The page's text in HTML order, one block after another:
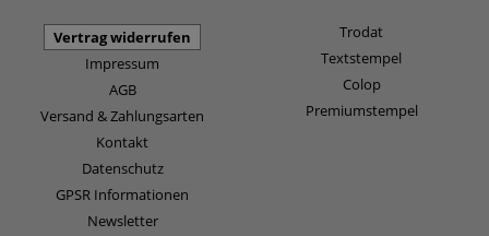
Vertrag widerrufen
Impressum
AGB
Versand & Zahlungsarten
Kontakt
Datenschutz
GPSR Informationen
Newsletter
Trodat
Textstempel
Colop
Premiumstempel